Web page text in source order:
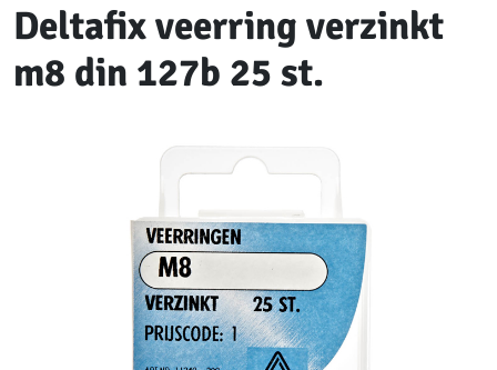
Deltafix veerring verzinkt
m8 din 127b 25 st.